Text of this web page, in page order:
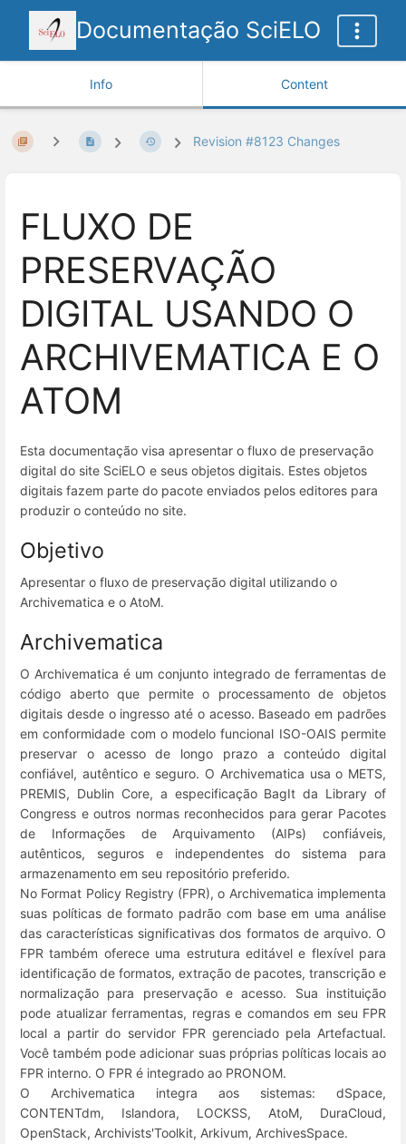
Documentação SciELO
Info Content
Revision #8123 Changes
FLUXO DE
PRESERVAÇÃO
DIGITAL USANDO O
ARCHIVEMATICA E O
ATOM
Esta documentação visa apresentar o fluxo de preservação
digital do site SciELO e seus objetos digitais. Estes objetos
digitais fazem parte do pacote enviados pelos editores para
produzir o conteúdo no site.
Objetivo
Apresentar o fluxo de preservação digital utilizando o
Archivematica e o AtoM.
Archivematica
O Archivematica é um conjunto integrado de ferramentas de
código aberto que permite o processamento de objetos
digitais desde o ingresso até o acesso. Baseado em padrões
em conformidade com o modelo funcional ISO-OAIS permite
preservar o acesso de longo prazo a conteúdo digital
confiável, autêntico e seguro. O Archivematica usa o METS,
PREMIS, Dublin Core, a especificação BagIt da Library of
Congress e outros normas reconhecidos para gerar Pacotes
de Informações de Arquivamento (AIPs) confiáveis,
autênticos, seguros e independentes do sistema para
armazenamento em seu repositório preferido.
No Format Policy Registry (FPR), o Archivematica implementa
suas políticas de formato padrão com base em uma análise
das características significativas dos formatos de arquivo. O
FPR também oferece uma estrutura editável e flexível para
identificação de formatos, extração de pacotes, transcrição e
normalização para preservação e acesso. Sua instituição
pode atualizar ferramentas, regras e comandos em seu FPR
local a partir do servidor FPR gerenciado pela Artefactual.
Você também pode adicionar suas próprias políticas locais ao
FPR interno. O FPR é integrado ao PRONOM.
O Archivematica integra aos sistemas: dSpace,
CONTENTdm, Islandora, LOCKSS, AtoM, DuraCloud,
OpenStack, Archivists'Toolkit, Arkivum, ArchivesSpace.